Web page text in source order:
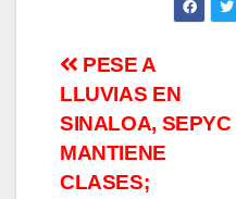
Navegación
de
entradas
PESE A
LLUVIAS EN
SINALOA, SEPYC
MANTIENE
CLASES;